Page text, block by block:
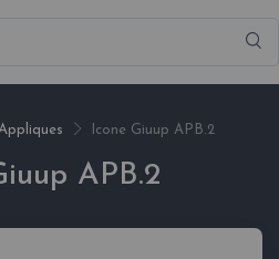
Icone Giuup APB.2
APB.2